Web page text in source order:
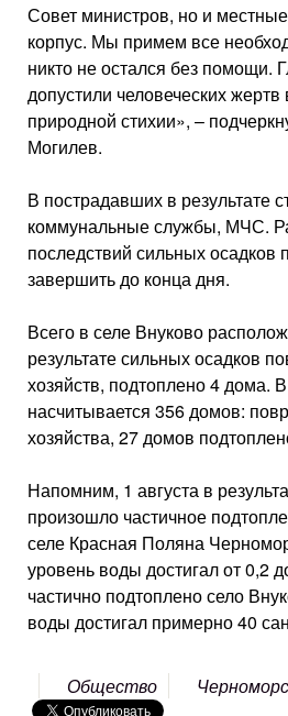
Совет министров, но и
корпус. Мы примем все
никто не остался без помощи.
допустили человеческих жертв
природной стихии», –
Могилев.
В пострадавших в результате
коммунальные службы, МЧС.
последствий сильных осадков
завершить до конца дня.
Всего в селе Внуково
результате сильных осадков
хозяйств, подтоплено 4 дома.
насчитывается 356 домов:
хозяйства, 27 домов
Напомним, 1 августа в
произошло частичное
селе Красная Поляна
уровень воды достигал от 0,2
частично подтоплено село
воды достигал примерно 40
Общество